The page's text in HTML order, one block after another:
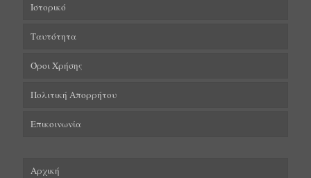
Ιστορικό
Ταυτότητα
Όροι Χρήσης
Πολιτική Απορρήτου
Επικοινωνία
Αρχική